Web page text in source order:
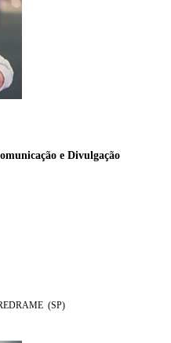
e Divulgação
(SP)